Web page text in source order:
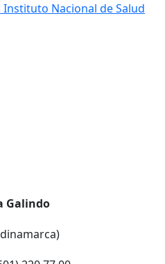
Nacional de Salud
Galindo